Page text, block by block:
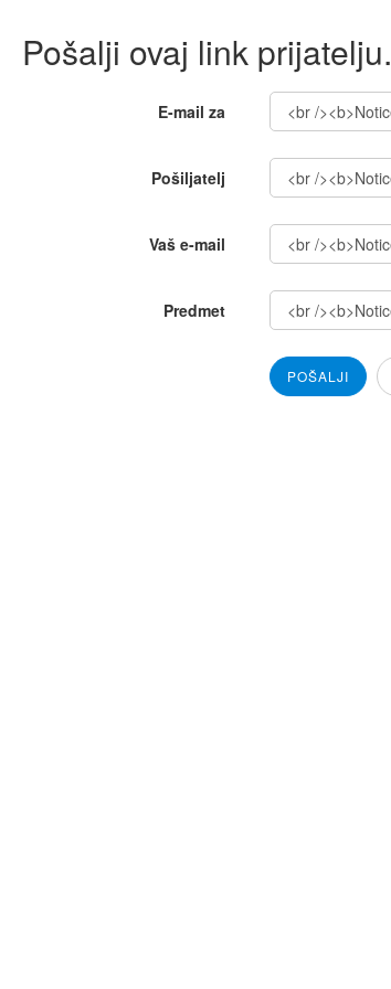
Pošalji ovaj link prijatelju.
E-mail za
Pošiljatelj
Vaš e-mail
Predmet
POŠALJI